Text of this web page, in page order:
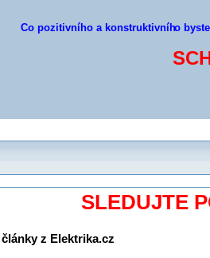
Co pozitivního a konstruktivního
SLEDUJTE
z Elektrika.cz